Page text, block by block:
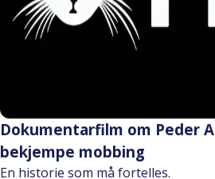
Dokumentarfilm om Peder
bekjempe mobbing
En historie som må fortelles.